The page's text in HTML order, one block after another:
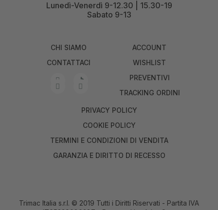
Lunedì-Venerdì 9-12.30 | 15.30-19
Sabato 9-13
CHI SIAMO
CONTATTACI
ACCOUNT
WISHLIST
PREVENTIVI
TRACKING ORDINI
PRIVACY POLICY
COOKIE POLICY
TERMINI E CONDIZIONI DI VENDITA
GARANZIA E DIRITTO DI RECESSO
Trimac Italia s.r.l. © 2019 Tutti i Diritti Riservati - Partita IVA